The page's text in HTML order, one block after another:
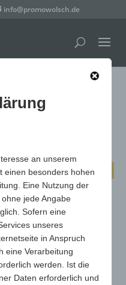
info@promowolsch.de
an unserem
einen besonders hohen
Eine Nutzung der
jede Angabe
Sofern eine
unseres
in Anspruch
eine Verarbeitung
werden. Ist die
Daten erforderlich und